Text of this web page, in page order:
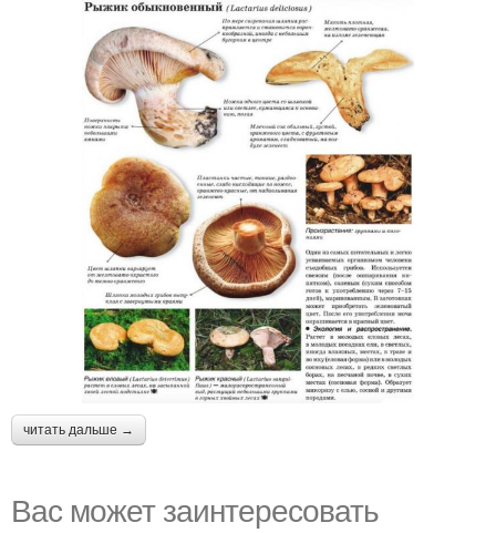
читать дальше →
Вас может заинтересовать